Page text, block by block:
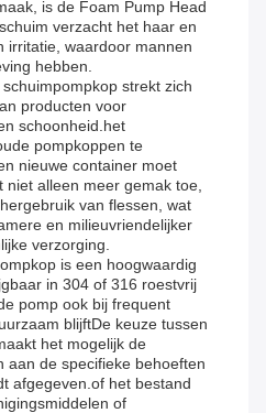
is de Foam Pump Head
verzacht het haar en
irritatie, waardoor mannen
hebben.
strekt zich
producten voor
schoonheid.het
pompkoppen te
nieuwe container moet
niet alleen meer gemak toe,
van flessen, wat
en milieuvriendelijker
verzorging.
is een hoogwaardig
in 304 of 316 roestvrij
pomp ook bij frequent
blijftDe keuze tussen
het mogelijk de
aan de specifieke behoeften
afgegeven.of het bestand
of